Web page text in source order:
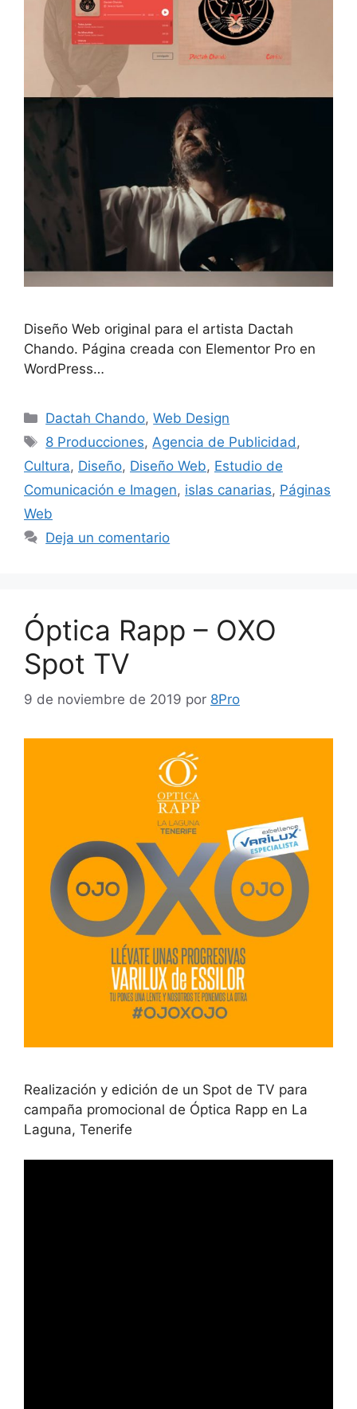
Diseño Web original para el artista Dactah
Chando. Página creada con Elementor Pro en
WordPress…
Dactah Chando,Web Design
8 Producciones,Agencia de Publicidad,
Cultura, Diseño, Diseño Web, Estudio de
Comunicación e Imagen, islas canarias, Páginas
Web
Deja un comentario
Óptica Rapp – OXO
Spot TV
9 de noviembre de 2019 por 8Pro
Realización y edición de un Spot de TV para
campaña promocional de Óptica Rapp en La
Laguna, Tenerife